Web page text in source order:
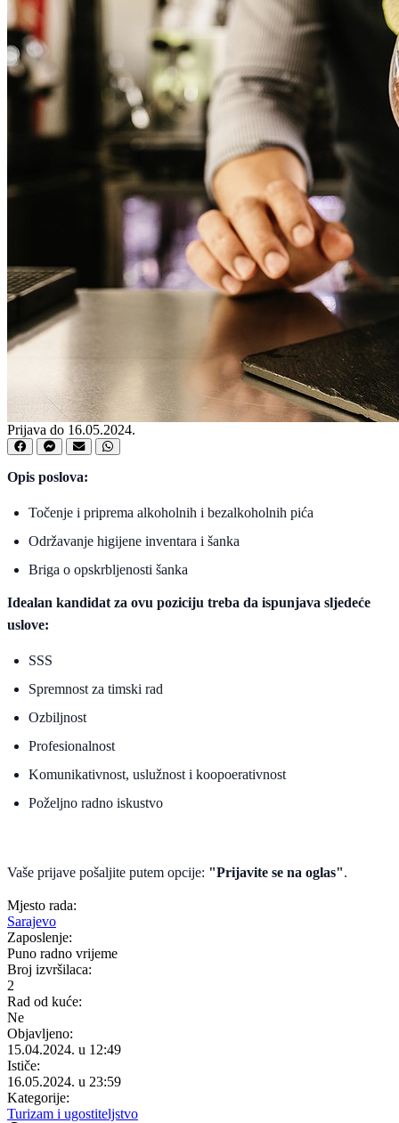
Prijava do 16.05.2024.
Opis poslova:
Točenje i priprema alkoholnih i bezalkoholnih pića
Održavanje higijene inventara i šanka
Briga o opskrbljenosti šanka
Idealan kandidat za ovu poziciju treba da ispunjava sljedeće
uslove:
SSS
Spremnost za timski rad
Ozbiljnost
Profesionalnost
Komunikativnost, uslužnost i koopoerativnost
Poželjno radno iskustvo
Vaše prijave pošaljite putem opcije: "Prijavite se na oglas".
Mjesto rada:
Sarajevo
Zaposlenje:
Puno radno vrijeme
Broj izvršilaca:
2
Rad od kuće:
Ne
Objavljeno:
15.04.2024. u 12:49
Ističe:
16.05.2024. u 23:59
Kategorije:
Turizam i ugostiteljstvo